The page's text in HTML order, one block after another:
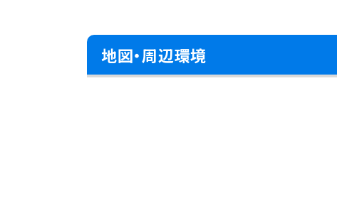
地図・周辺環境